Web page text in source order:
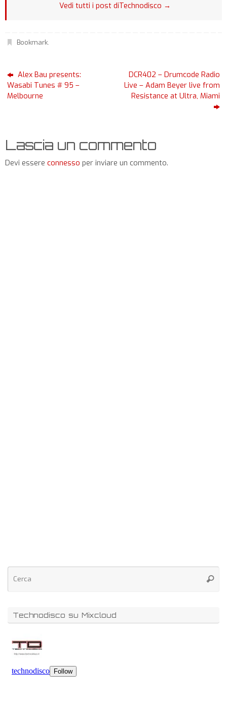
Vedi tutti i post diTechnodisco →
Bookmark.
Alex Bau presents:
Wasabi Tunes # 95 –
Melbourne
DCR402 – Drumcode Radio
Live – Adam Beyer live from
Resistance at Ultra, Miami
Lascia un commento
Devi essere connesso per inviare un commento.
Technodisco su Mixcloud